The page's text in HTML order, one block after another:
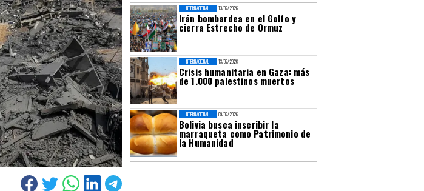
13/07/2026
Irán bombardea en el Golfo y
cierra Estrecho de Ormuz
INTERNACIONAL
13/07/2026
Crisis humanitaria en Gaza: más
de 1.000 palestinos muertos
INTERNACIONAL
09/07/2026
Bolivia busca inscribir la
marraqueta como Patrimonio de
la Humanidad
INTERNACIONAL